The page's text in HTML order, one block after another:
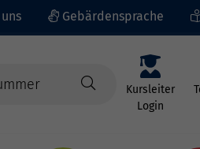
Gebärdensprache
Kursleiter
Login